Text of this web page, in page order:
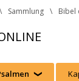
Sammlung Bibel